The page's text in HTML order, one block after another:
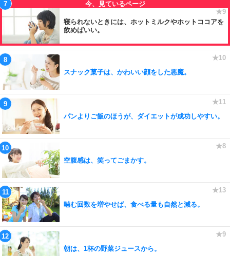
寝られないときには、ホットミルクやホットココアを
飲めばいい。
スナック菓子は、かわいい顔をした悪魔。
パンよりご飯のほうが、ダイエットが成功しやすい。
空腹感は、笑ってごまかす。
噛む回数を増やせば、食べる量も自然と減る。
朝は、1杯の野菜ジュースから。